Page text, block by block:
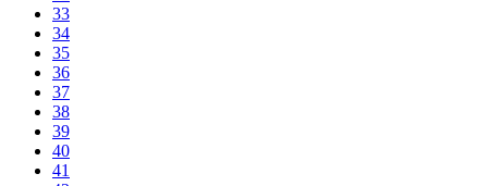
33
34
35
36
37
38
39
40
41